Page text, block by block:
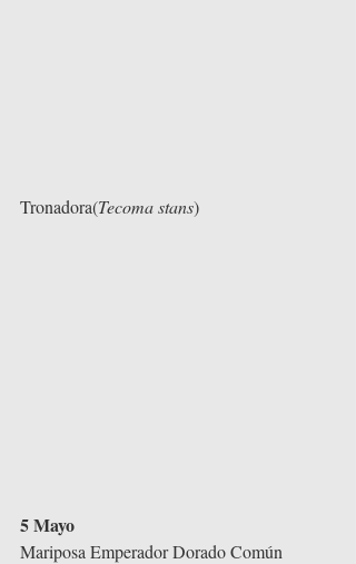
Tronadora(Tecoma stans)
5 Mayo
Mariposa Emperador Dorado Común